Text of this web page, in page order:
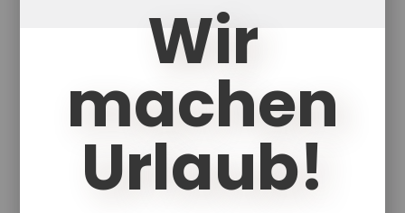
In den Warenkorb Details
Wir
machen
Urlaub!